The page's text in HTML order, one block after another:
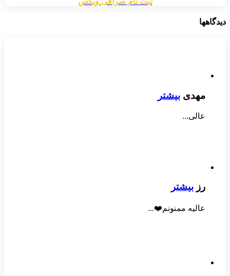
دیدگاهها
مهدی بیشتر
عالی...
رز بیشتر
عالیه ممنونم❤️...